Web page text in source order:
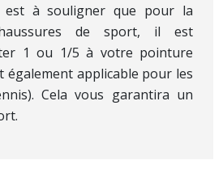
est à souligner que pour la
de sport, il est
1 ou 1/5 à votre pointure
également applicable pour les
Cela vous garantira un